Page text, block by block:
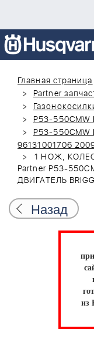
Главная страница
Partner
P53-550CMW
P53-550CMW
96131001706
1 НОЖ,
Partner P53-
ДВИГАТЕЛЬ
Назад
из